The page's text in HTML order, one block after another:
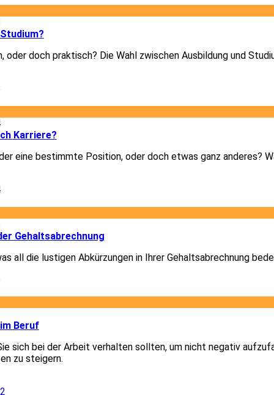
oder doch praktisch? Die Wahl zwischen Ausbildung und
Karriere?
eine bestimmte Position, oder doch etwas ganz anderes?
Gehaltsabrechnung
all die lustigen Abkürzungen in Ihrer Gehaltsabrechnung
Beruf
sich bei der Arbeit verhalten sollten, um nicht negativ
zu steigern.